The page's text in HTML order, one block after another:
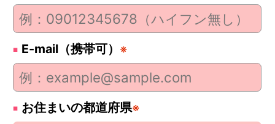
E-mail（携帯可） ※
お住まいの都道府県※